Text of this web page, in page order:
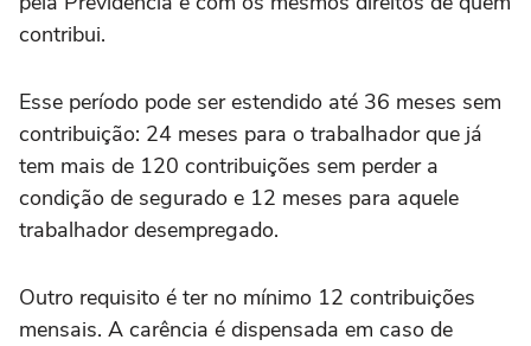
contribui.
Esse período pode ser estendido até 36 meses sem
contribuição: 24 meses para o trabalhador que já
tem mais de 120 contribuições sem perder a
condição de segurado e 12 meses para aquele
trabalhador desempregado.
Outro requisito é ter no mínimo 12 contribuições
mensais. A carência é dispensada em caso de